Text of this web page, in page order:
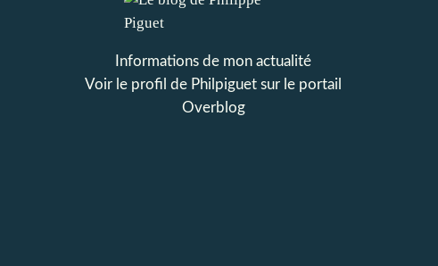
Informations de mon actualité
Voir le profil de Philpiguet sur le portail
Overblog